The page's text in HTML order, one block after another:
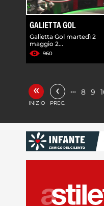
GALIETTA GOL
Galietta Gol martedì 2
maggio 2...
960
«
INIZIO
‹
PREC.
… 8 9